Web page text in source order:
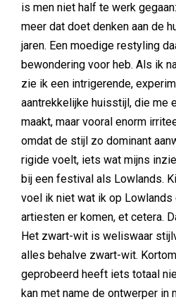
is men niet half te werk
meer dat doet denken aan de
jaren. Een moedige restyling
bewondering voor heb. Als ik
zie ik een intrigerende,
aantrekkelijke huisstijl, die me
maakt, maar vooral enorm
omdat de stijl zo dominant
rigide voelt, iets wat mijns
bij een festival als Lowlands.
voel ik niet wat ik op Lowlands
artiesten er komen, et cetera.
Het zwart-wit is weliswaar
alles behalve zwart-wit.
geprobeerd heeft iets totaal
kan met name de ontwerper in